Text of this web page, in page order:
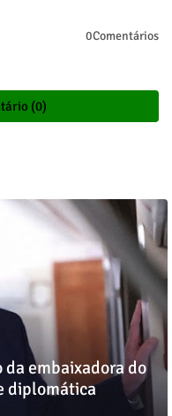
0Comentários
(0)
da embaixadora do
diplomática